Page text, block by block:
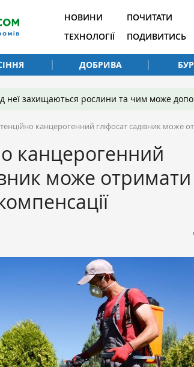
НОВИНИ
ТЕХНОЛОГІЇ
ПОЧИТАТИ
ПОДИВИТИСЬ
ДОБРИВА
неї захищаються рослини та чим може
канцерогенний гліфосат садівник може
канцерогенний
може